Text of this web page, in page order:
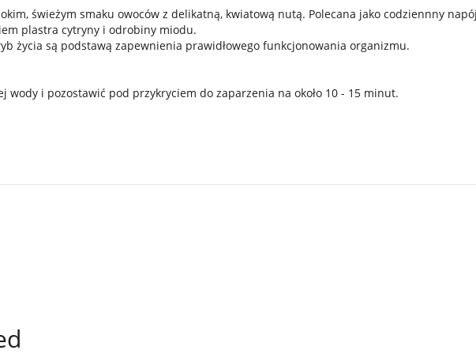
świeżym smaku owoców z delikatną, kwiatową nutą. Polecana jako codziennny
plastra cytryny i odrobiny miodu.
życia są podstawą zapewnienia prawidłowego funkcjonowania organizmu.
wody i pozostawić pod przykryciem do zaparzenia na około 10 - 15 minut.